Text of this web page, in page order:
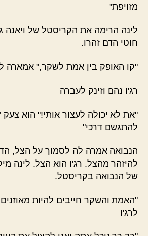
מזויפת"
לינה הרימה את הקריסטל של
חוטי הדם זהרו.
"קו האופק בין אמת לשקר,"
רג'ו נהם וזינק לעברה
"את לא יכולה לעצור אותי!" הוא צעק
להתגשם דרכי"
הנבואה אמרה לה לסמוך על הצל,
להיזהר מהצל. רג'ו הוא הצל. לינה
של הנבואה בקריסטל.
"האמת והשקר חייבים להיות
לרג'ו